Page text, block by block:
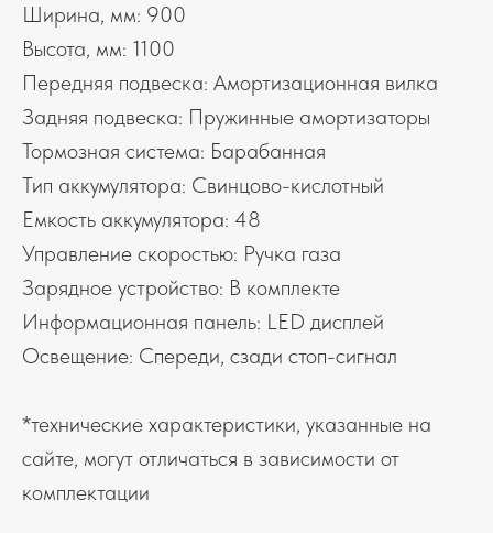
Ширина, мм: 900
Высота, мм: 1100
Передняя подвеска: Амортизационная вилка
Задняя подвеска: Пружинные амортизаторы
Тормозная система: Барабанная
Тип аккумулятора: Свинцово-кислотный
Емкость аккумулятора: 48
Управление скоростью: Ручка газа
Зарядное устройство: В комплекте
Информационная панель: LED дисплей
Освещение: Спереди, сзади стоп-сигнал
*технические характеристики, указанные на
сайте, могут отличаться в зависимости от
комплектации